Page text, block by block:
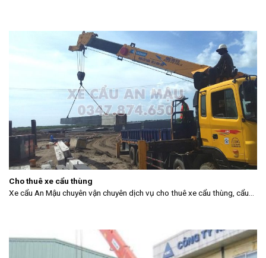
Cho thuê xe cẩu thùng
Xe cẩu An Mậu chuyên vận chuyên dịch vụ cho thuê xe cẩu thùng, cẩu...